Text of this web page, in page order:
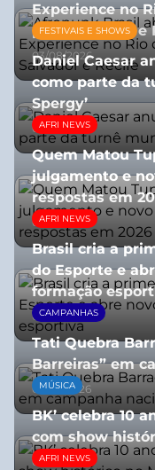
Experience no
para Salvador e
03/08/2026
FESTIVAIS E SHOWS
Daniel Caesar
como parte da
Spergy’
05/08/2026
AFRI NEWS
Quem Matou
julgamento e
respostas em
05/08/2026
AFRI NEWS
Brasil cria a
do Esporte e
formação
08/07/2026
CAMPANHAS
Tati Quebra
Barreiras” em
08/07/2026
MÚSICA
BK’ celebra 10
com show
06/08/2026
AFRI NEWS